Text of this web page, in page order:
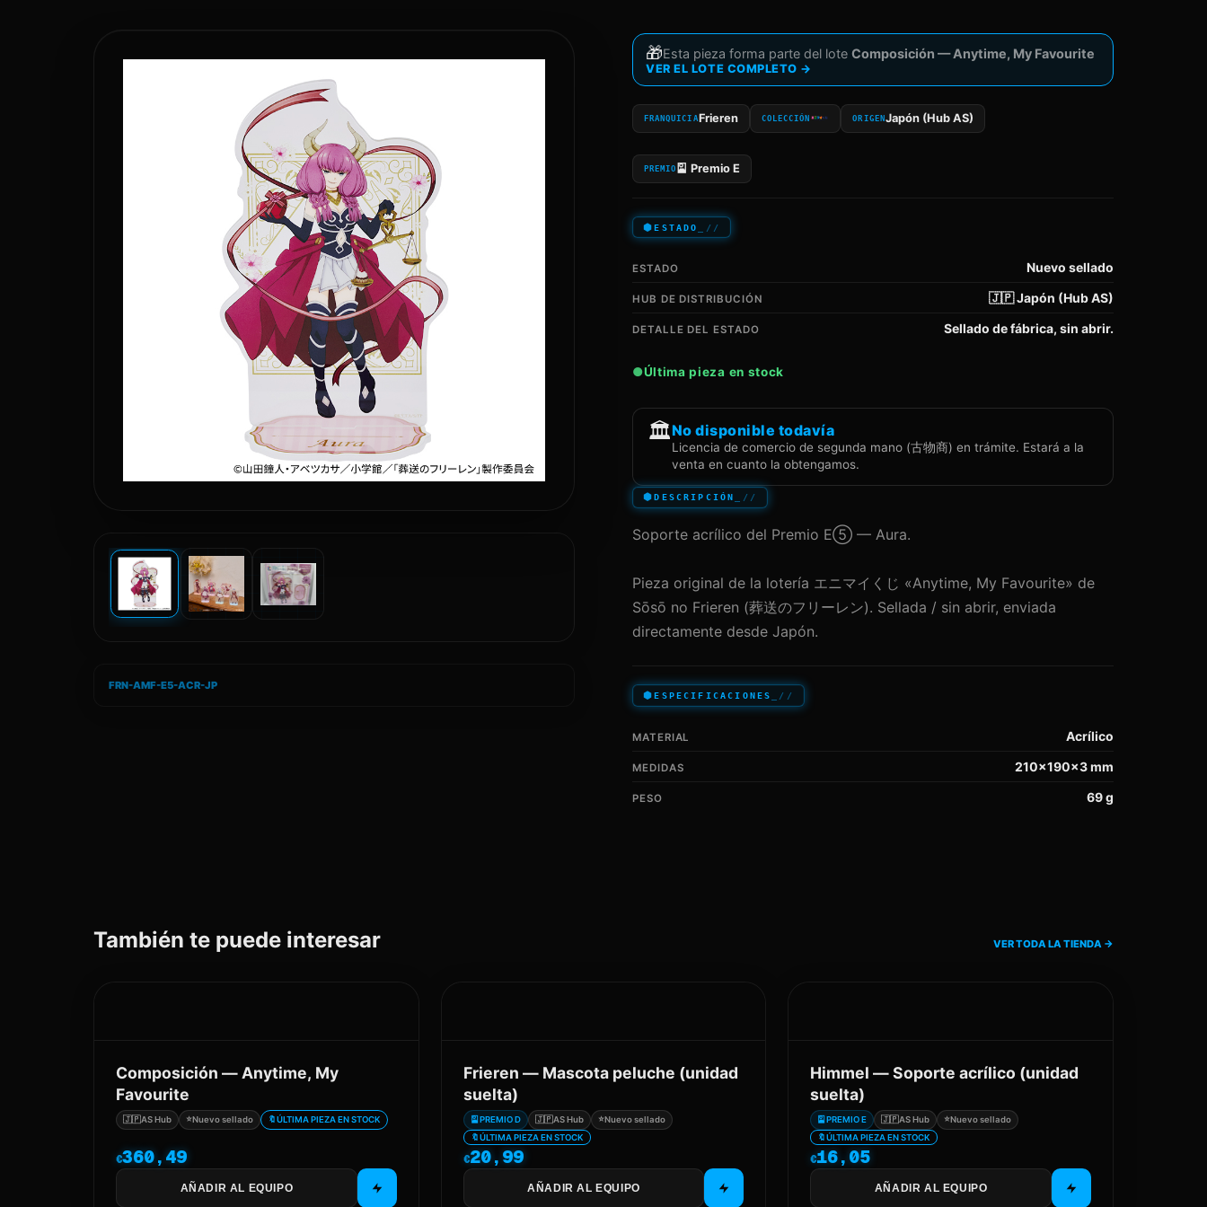
FRN-AMF-E5-ACR-JP
🎁Esta pieza forma parte del lote Composición — Anytime, My Favourite
VER EL LOTE COMPLETO →
FRANQUICIAFrieren COLECCIÓN ORIGEN Japón (Hub AS)
PREMIO 🎴Premio E
ESTADO
ESTADO Nuevo sellado
HUB DE DISTRIBUCIÓN 🇯🇵 Japón (Hub AS)
DETALLE DEL ESTADO Sellado de fábrica, sin abrir.
Última pieza en stock
🏛️No disponible todavía
Licencia de comercio de segunda mano (古物商) en trámite. Estará a la
venta en cuanto la obtengamos.
DESCRIPCIÓN
Soporte acrílico del Premio E⑤ — Aura.
Pieza original de la lotería エニマイくじ «Anytime, My Favourite» de
Sōsō no Frieren (葬送のフリーレン). Sellada / sin abrir, enviada
directamente desde Japón.
ESPECIFICACIONES
MATERIAL Acrílico
MEDIDAS 210×190×3mm
PESO 69g
También te puede interesar VER TODA LA TIENDA →
Composición — Anytime, My
Favourite
🇯🇵AS Hub ⭐Nuevo sellado 🔖ÚLTIMA PIEZA EN STOCK
€360,49
AÑADIR AL EQUIPO
Frieren — Mascota peluche (unidad
suelta)
🎴PREMIO D 🇯🇵AS Hub ⭐Nuevo sellado
🔖ÚLTIMA PIEZA EN STOCK
€20,99
AÑADIR AL EQUIPO
Himmel — Soporte acrílico (unidad
suelta)
🎴PREMIO E 🇯🇵AS Hub ⭐Nuevo sellado
🔖ÚLTIMA PIEZA EN STOCK
€16,05
AÑADIR AL EQUIPO